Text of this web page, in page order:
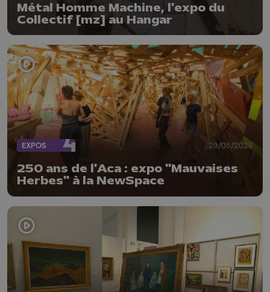
Métal Homme Machine, l'expo du
Collectif [mz] au Hangar
EXPOS 29/05/2026
250 ans de l'Aca : expo "Mauvaises
Herbes" à la NewSpace